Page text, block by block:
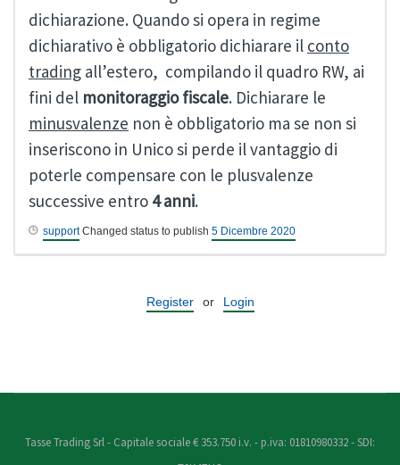
dichiarazione. Quando si opera in regime
dichiarativo è obbligatorio dichiarare il conto
trading all’estero, compilando il quadro RW, ai
fini del monitoraggio fiscale. Dichiarare le
minusvalenze non è obbligatorio ma se non si
inseriscono in Unico si perde il vantaggio di
poterle compensare con le plusvalenze
successive entro 4 anni.
supportChanged status to publish 5 Dicembre 2020
Register or Login
Tasse Trading Srl - Capitale sociale € 353.750 i.v. - p.iva: 01810980332 - SDI: